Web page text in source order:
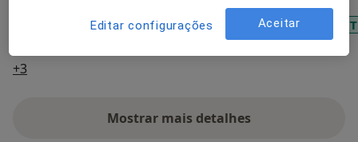
empático onde possam florescer ao seu ritmo.
Transtorno de Déficit de Atenção com Hiperatividade
+3
Mostrar mais detalhes
sobre a experiência
Editar configurações Aceitar